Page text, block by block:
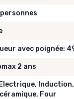
avec poignée:
2 ans
Induction,
Four